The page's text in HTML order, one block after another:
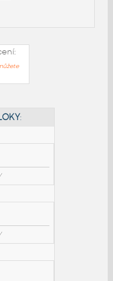
BLOKY:
01: